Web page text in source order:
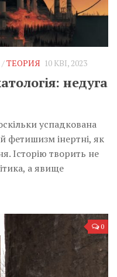
/ТЕОРИЯ 10 КВІ, 2023
недуга
успадкована
фетишизм інертні, як
Історію творить не
а явище
0